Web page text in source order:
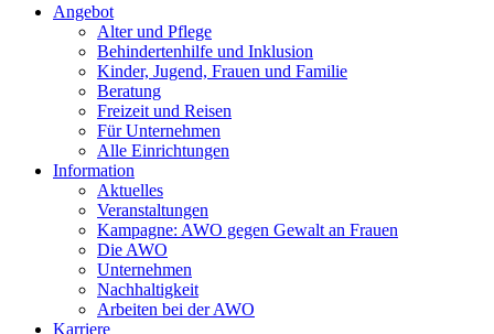
Angebot
Alter und Pflege
Behindertenhilfe und Inklusion
Kinder, Jugend, Frauen und Familie
Beratung
Freizeit und Reisen
Für Unternehmen
Alle Einrichtungen
Information
Aktuelles
Veranstaltungen
Kampagne: AWO gegen Gewalt an Frauen
Die AWO
Unternehmen
Nachhaltigkeit
Arbeiten bei der AWO
Karriere